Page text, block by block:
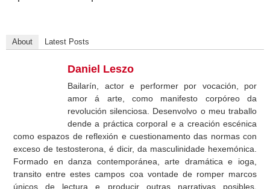
About Latest Posts
Daniel Leszo
Bailarín, actor e performer por vocación, por
amor á arte, como manifesto corpóreo da
revolución silenciosa. Desenvolvo o meu traballo
dende a práctica corporal e a creación escénica
como espazos de reflexión e cuestionamento das normas con
exceso de testosterona, é dicir, da masculinidade hexemónica.
Formado en danza contemporánea, arte dramática e ioga,
transito entre estes campos coa vontade de romper marcos
únicos de lectura e producir outras narrativas posibles,